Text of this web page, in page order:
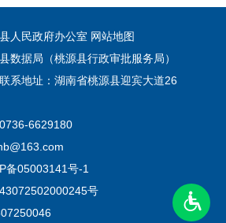
人民政府办公室 网站地图
数据局（桃源县行政审批服务局）
系地址：湖南省桃源县迎宾大道26
6629180
备05003141号-1
号